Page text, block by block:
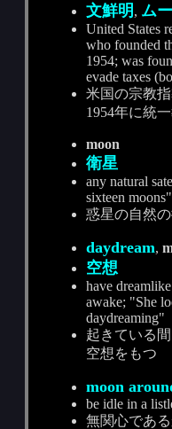
文鮮明 , ム
United States
who founded
1954; was
evade taxes
米国の宗教
1954年に統
moon
衛星
any natural
sixteen moons"
惑星の自然
daydream,
空想
have
awake; "She
daydreaming"
起きている
空想をもつ
moon
be idle in a
無関心であ